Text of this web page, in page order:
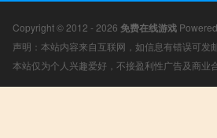
Copyright © 2012 - 2026 免费在线游戏
声明：本站内容来自互联网，如信息有错误可
本站仅为个人兴趣爱好，不接盈利性广告及商业